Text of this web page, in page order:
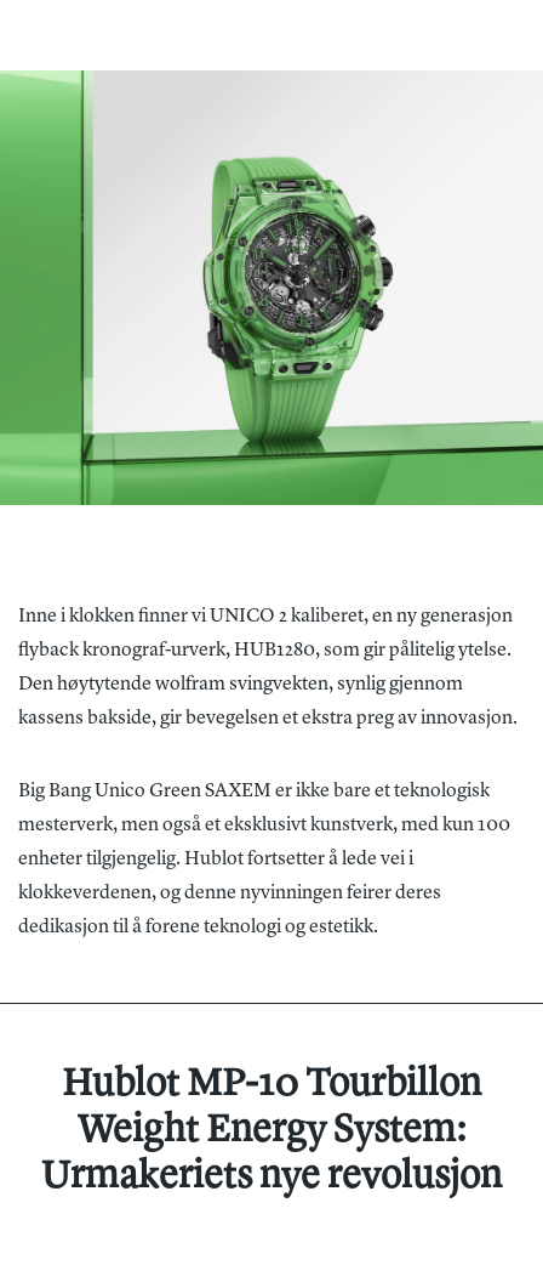
Inne i klokken finner vi UNICO 2 kaliberet, en ny generasjon
flyback kronograf-urverk, HUB1280, som gir pålitelig ytelse.
Den høytytende wolfram svingvekten, synlig gjennom
kassens bakside, gir bevegelsen et ekstra preg av innovasjon.
Big Bang Unico Green SAXEM er ikke bare et teknologisk
mesterverk, men også et eksklusivt kunstverk, med kun 100
enheter tilgjengelig. Hublot fortsetter å lede vei i
klokkeverdenen, og denne nyvinningen feirer deres
dedikasjon til å forene teknologi og estetikk.
Hublot MP-10 Tourbillon
Weight Energy System:
Urmakeriets nye revolusjon